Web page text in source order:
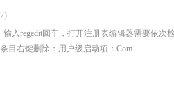
入regedit回车，打开注册表编辑器需要依次
目右键删除：用户级启动项：Com...